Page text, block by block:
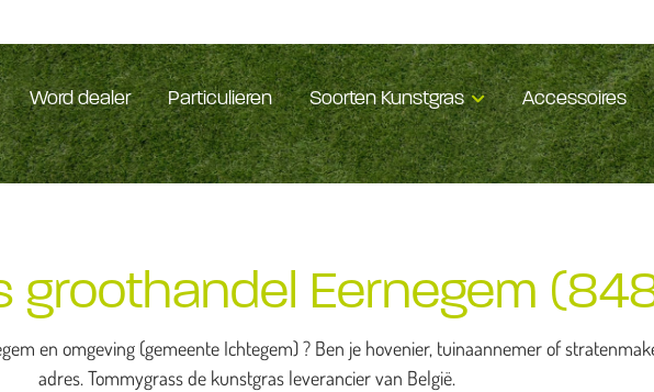
Word dealer Particulieren Soorten Kunstgras Accessoires
groothandel Eernegem
en omgeving (gemeente Ichtegem) ? Ben je hovenier, tuinaannemer of
adres. Tommygrass de kunstgras leverancier van België.